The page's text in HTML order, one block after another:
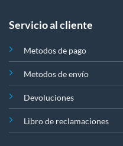
Servicio al cliente
Metodos de pago
Metodos de envío
Devoluciones
Libro de reclamaciones